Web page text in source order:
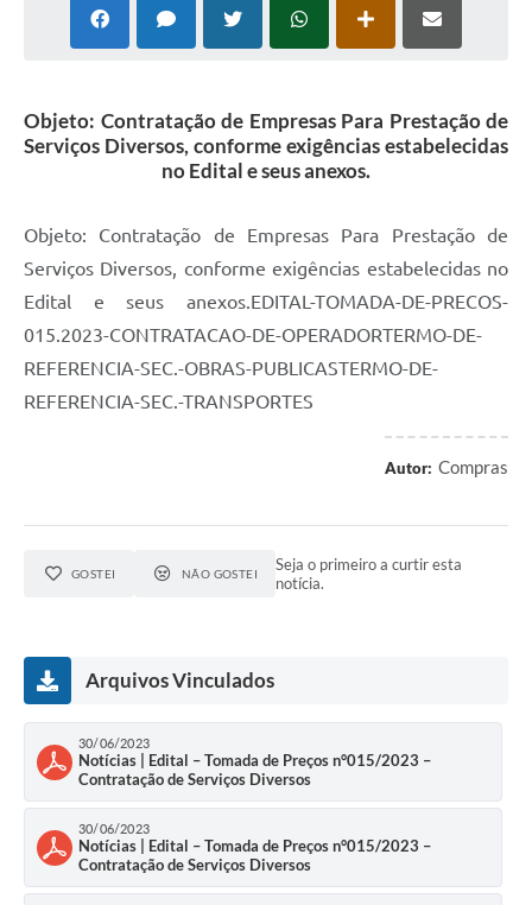
Objeto: Contratação de Empresas Para Prestação de
Serviços Diversos, conforme exigências estabelecidas
no Edital e seus anexos.
Objeto: Contratação de Empresas Para Prestação de
Serviços Diversos, conforme exigências estabelecidas no
Edital e seus anexos.EDITAL-TOMADA-DE-PRECOS-
015.2023-CONTRATACAO-DE-OPERADORTERMO-DE-
REFERENCIA-SEC.-OBRAS-PUBLICASTERMO-DE-
REFERENCIA-SEC.-TRANSPORTES
Autor: Compras
GOSTEI NÃO GOSTEI
Seja o primeiro a curtir esta
notícia.
Arquivos Vinculados
30/06/2023
Notícias | Edital – Tomada de Preços n°015/2023 –
Contratação de Serviços Diversos
30/06/2023
Notícias | Edital – Tomada de Preços n°015/2023 –
Contratação de Serviços Diversos